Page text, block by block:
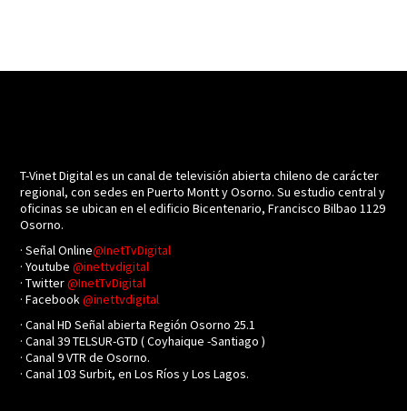
T-Vinet Digital es un canal de televisión abierta chileno de carácter
regional, con sedes en Puerto Montt y Osorno. Su estudio central y
oficinas se ubican en el edificio Bicentenario, Francisco Bilbao 1129
Osorno.
· Señal Online@InetTvDigital
· Youtube@inettvdigital
· Twitter@InetTvDigital
· Facebook@inettvdigital
· Canal HD Señal abierta Región Osorno 25.1
· Canal 39 TELSUR-GTD ( Coyhaique -Santiago )
· Canal 9 VTR de Osorno.
· Canal 103 Surbit, en Los Ríos y Los Lagos.